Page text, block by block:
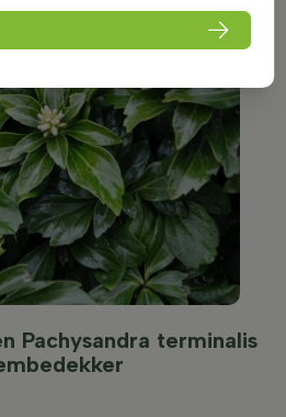
Pachysandra terminalis